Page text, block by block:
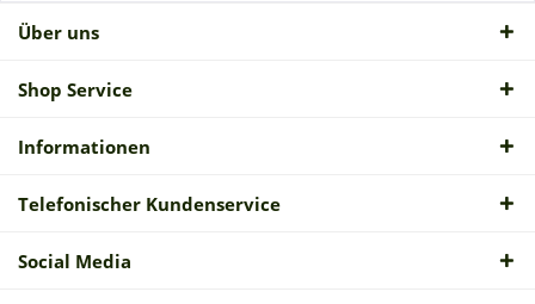
Über uns
Shop Service
Informationen
Telefonischer Kundenservice
Social Media